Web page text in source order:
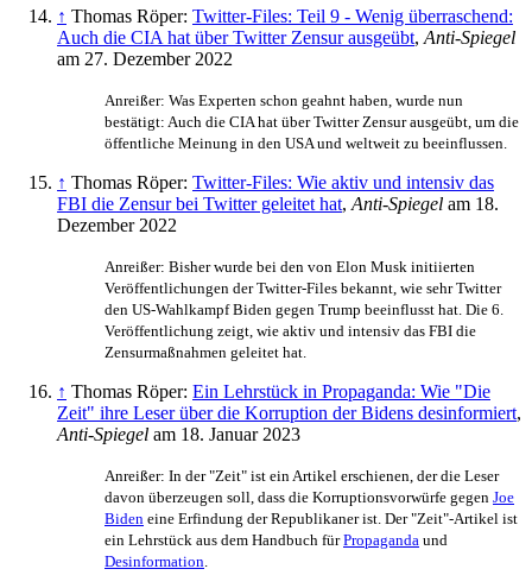
↑ Thomas Röper: Twitter-Files: Teil 9 - Wenig überraschend:
Auch die CIA hat über Twitter Zensur ausgeübt, Anti-Spiegel
am 27. Dezember 2022
Anreißer: Was Experten schon geahnt haben, wurde nun
bestätigt: Auch die CIA hat über Twitter Zensur ausgeübt, um die
öffentliche Meinung in den USA und weltweit zu beeinflussen.
↑ Thomas Röper: Twitter-Files: Wie aktiv und intensiv das
FBI die Zensur bei Twitter geleitet hat, Anti-Spiegel am 18.
Dezember 2022
Anreißer: Bisher wurde bei den von Elon Musk initiierten
Veröffentlichungen der Twitter-Files bekannt, wie sehr Twitter
den US-Wahlkampf Biden gegen Trump beeinflusst hat. Die 6.
Veröffentlichung zeigt, wie aktiv und intensiv das FBI die
Zensurmaßnahmen geleitet hat.
↑ Thomas Röper: Ein Lehrstück in Propaganda: Wie "Die
Zeit" ihre Leser über die Korruption der Bidens desinformiert,
Anti-Spiegel am 18. Januar 2023
Anreißer: In der "Zeit" ist ein Artikel erschienen, der die Leser
davon überzeugen soll, dass die Korruptions­vorwürfe gegen Joe
Biden eine Erfindung der Republikaner ist. Der "Zeit"-Artikel ist
ein Lehrstück aus dem Handbuch fürPropaganda und
Desinformation